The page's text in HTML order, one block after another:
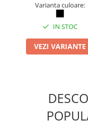
Diverse accesorii
Articole de unica
Copii - tricouri si
Comunicare si
Sisteme de afisare
Ecrane de proiectie
Varianta culoare:
IN STOC
VEZI VARIANTE